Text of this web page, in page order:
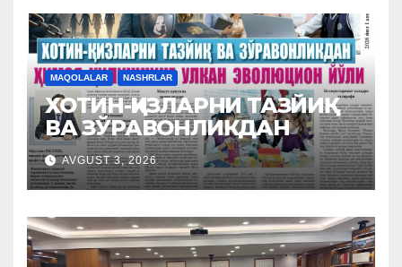
MAQOLALAR NASHRLAR
ХОТИН-ҚИЗЛАРНИ ТАЗЙИҚ
ВА ЗЎРАВОНЛИКДАН
AVGUST 3, 2026